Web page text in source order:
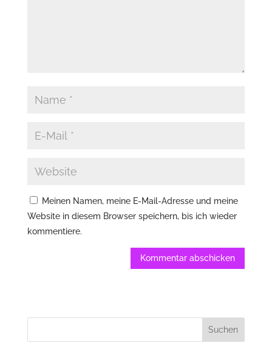
Meinen Namen, meine E-Mail-Adresse und meine
Website in diesem Browser speichern, bis ich wieder
kommentiere.
Kommentar abschicken